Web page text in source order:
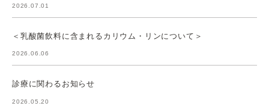
2026.07.01
＜乳酸菌飲料に含まれるカリウム・リンについて＞
2026.06.06
診療に関わるお知らせ
2026.05.20